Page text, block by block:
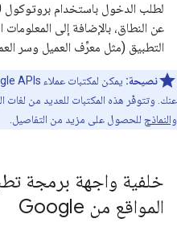
التطبيق (مثل معرِّف العميل وسر
نصيحة:
عنك. وتتوفّر هذه المكتبات للعديد من لغات
والنماذج للحصول على مزيد من التفاصيل.
خلفية واجهة برمجة
المواقع من Google